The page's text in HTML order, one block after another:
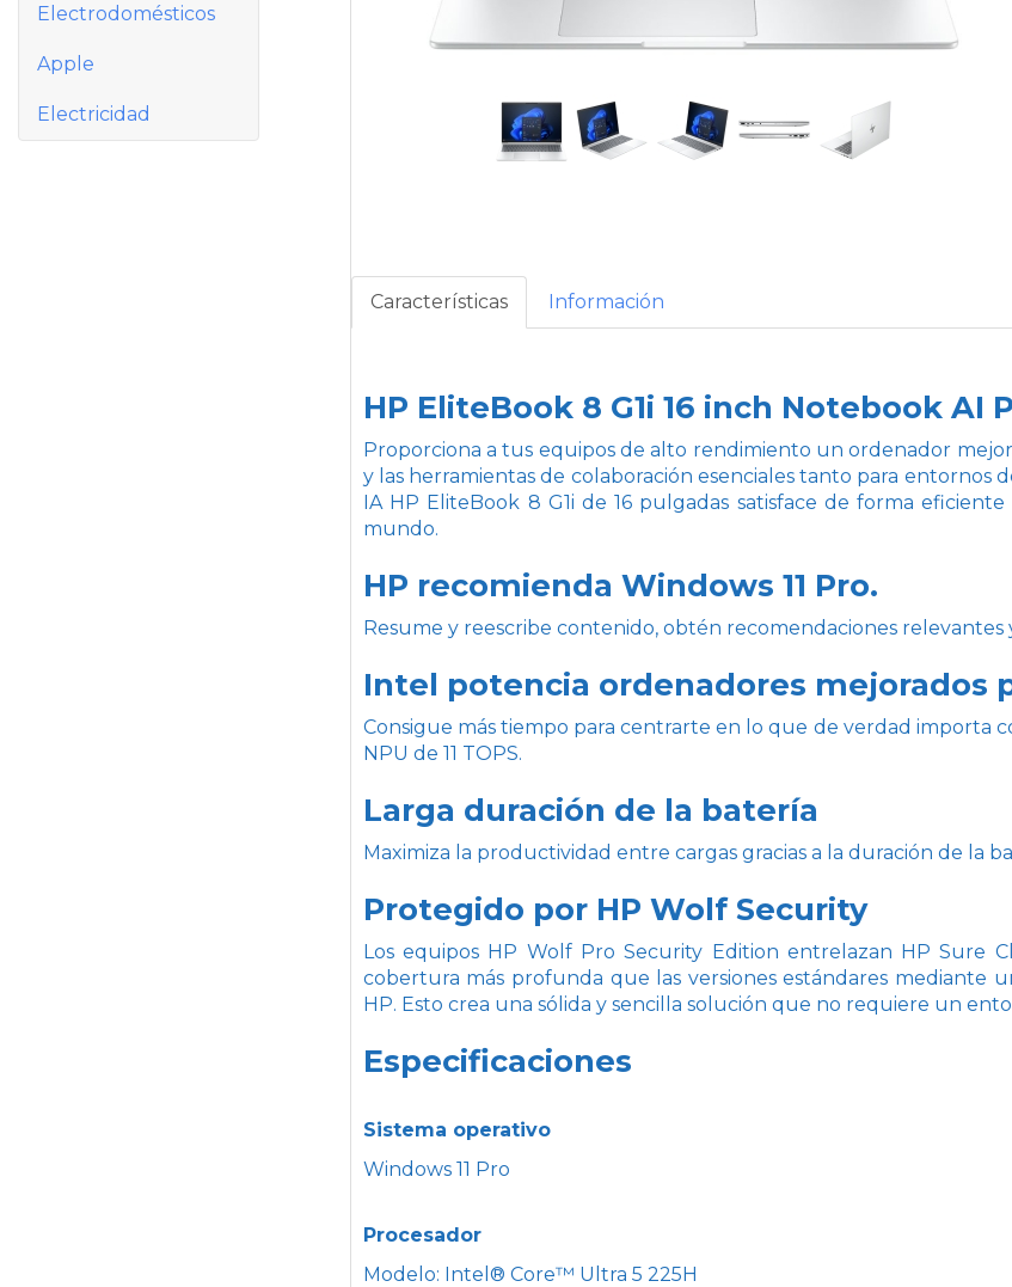
Electrodomésticos
Apple
Electricidad
Características Información
HP EliteBook 8 G1i 16 inch Notebook AI
Proporciona a tus equipos de alto rendimiento un ordenador
y las herramientas de colaboración esenciales tanto para entornos
IA HP EliteBook 8 G1i de 16 pulgadas satisface de forma
mundo.
HP recomienda Windows 11 Pro.
Resume y reescribe contenido, obtén recomendaciones
Intel potencia ordenadores mejorados
Consigue más tiempo para centrarte en lo que de verdad
NPU de 11 TOPS.
Larga duración de la batería
Maximiza la productividad entre cargas gracias a la duración de la
Protegido por HP Wolf Security
Los equipos HP Wolf Pro Security Edition entrelazan HP Sure
cobertura más profunda que las versiones estándares mediante
HP. Esto crea una sólida y sencilla solución que no requiere un
Especificaciones
Sistema operativo
Windows 11 Pro
Procesador
Modelo: Intel® Core™ Ultra 5 225H